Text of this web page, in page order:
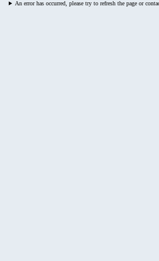
An error has occurred, please try to refresh the page or